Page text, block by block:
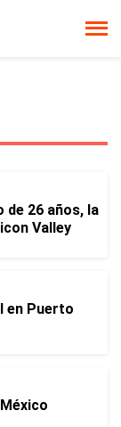
de 26 años, la
Valley
en Puerto